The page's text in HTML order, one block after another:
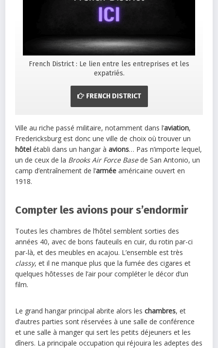
French District : Le lien entre les entreprises et les
expatriés.
FRENCH DISTRICT
Ville au riche passé militaire, notamment dans l’aviation,
Fredericksburg est donc une ville de choix où trouver un
hôtel établi dans un hangar àavions… Pas n’importe lequel,
un de ceux de la Brooks Air Force Basede San Antonio, un
camp d’entraînement de l’armée américaine ouvert en
1918.
Compter les avions pour s’endormir
Toutes les chambres de l’hôtel semblent sorties des
années 40, avec de bons fauteuils en cuir, du rotin par-ci
par-là, et des meubles en acajou. L’ensemble est très
classy, et il ne manque plus que la fumée des cigares et
quelques hôtesses de l’air pour compléter le décor d’un
film.
Le grand hangar principal abrite alors leschambres, et
d’autres parties sont réservées à une salle de conférence
et une salle à manger qui sert les petits déjeuners et les
dîners. La principale occupation qui réjouira les adeptes des